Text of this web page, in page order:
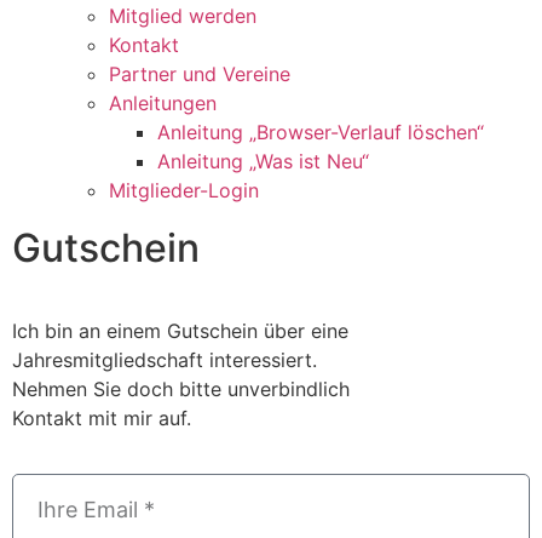
Mitglied werden
Kontakt
Partner und Vereine
Anleitungen
Anleitung „Browser-Verlauf löschen“
Anleitung „Was ist Neu“
Mitglieder-Login
Gutschein
Ich bin an einem Gutschein über eine
Jahresmitgliedschaft interessiert.
Nehmen Sie doch bitte unverbindlich
Kontakt mit mir auf.